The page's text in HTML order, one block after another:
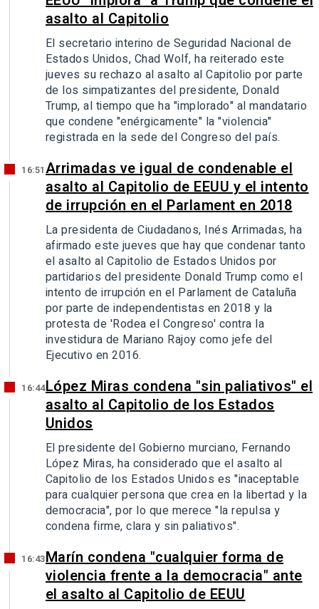
asalto al Capitolio
El secretario interino de Seguridad Nacional de
Estados Unidos, Chad Wolf, ha reiterado este
jueves su rechazo al asalto al Capitolio por parte
de los simpatizantes del presidente, Donald
Trump, al tiempo que ha "implorado" al mandatario
que condene "enérgicamente" la "violencia"
registrada en la sede del Congreso del país.
16:51Arrimadas ve igual de condenable el
asalto al Capitolio de EEUU y el intento
de irrupción en el Parlament en 2018
La presidenta de Ciudadanos, Inés Arrimadas, ha
afirmado este jueves que hay que condenar tanto
el asalto al Capitolio de Estados Unidos por
partidarios del presidente Donald Trump como el
intento de irrupción en el Parlament de Cataluña
por parte de independentistas en 2018 y la
protesta de 'Rodea el Congreso' contra la
investidura de Mariano Rajoy como jefe del
Ejecutivo en 2016.
16:44López Miras condena "sin paliativos" el
asalto al Capitolio de los Estados
Unidos
El presidente del Gobierno murciano, Fernando
López Miras, ha considerado que el asalto al
Capitolio de los Estados Unidos es "inaceptable
para cualquier persona que crea en la libertad y la
democracia", por lo que merece "la repulsa y
condena firme, clara y sin paliativos".
16:43Marín condena "cualquier forma de
violencia frente a la democracia" ante
el asalto al Capitolio de EEUU